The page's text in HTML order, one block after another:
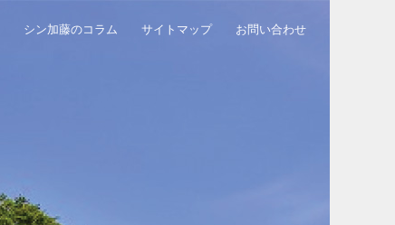
シン加藤のコラム サイトマップ お問い合わせ